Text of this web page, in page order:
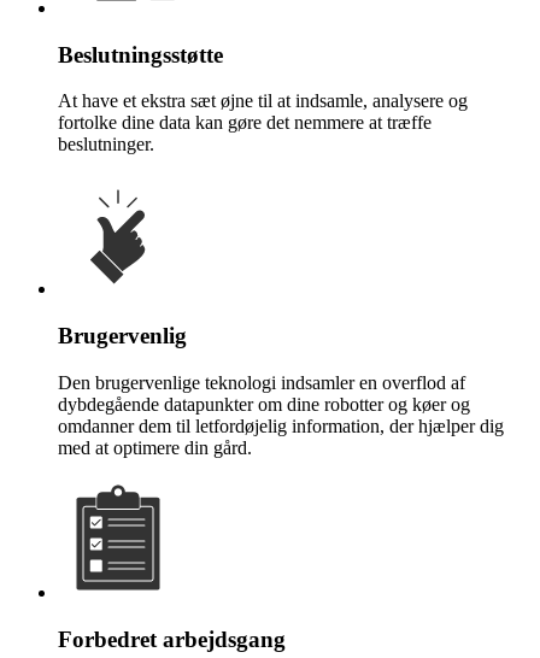
Beslutningsstøtte
At have et ekstra sæt øjne til at indsamle, analysere og
fortolke dine data kan gøre det nemmere at træffe
beslutninger.
Brugervenlig
Den brugervenlige teknologi indsamler en overflod af
dybdegående datapunkter om dine robotter og køer og
omdanner dem til letfordøjelig information, der hjælper dig
med at optimere din gård.
Forbedret arbejdsgang